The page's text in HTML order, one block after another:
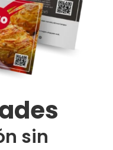
sin